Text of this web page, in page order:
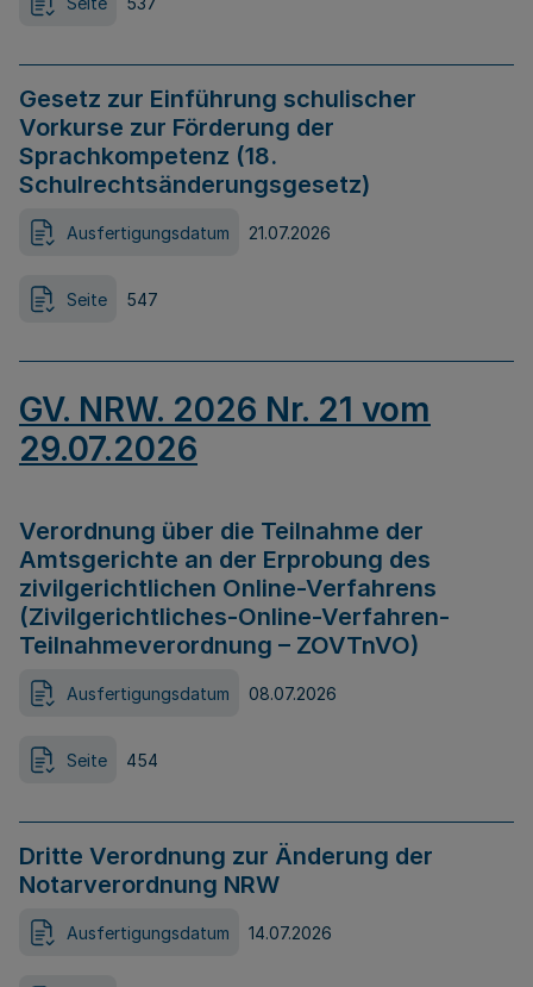
Gesetz zur Einführung schulischer
Vorkurse zur Förderung der
Sprachkompetenz (18.
Schulrechtsänderungsgesetz)
Ausfertigungsdatum 21.07.2026
Seite 547
GV. NRW. 2026 Nr. 21 vom
29.07.2026
Verordnung über die Teilnahme der
Amtsgerichte an der Erprobung des
zivilgerichtlichen Online-Verfahrens
(Zivilgerichtliches-Online-Verfahren-
Teilnahmeverordnung – ZOVTnVO)
Ausfertigungsdatum 08.07.2026
Seite 454
Dritte Verordnung zur Änderung der
Notarverordnung NRW
Ausfertigungsdatum 14.07.2026